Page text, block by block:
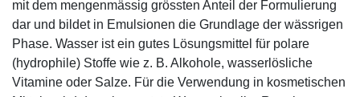
mit dem mengenmässig grössten Anteil der Formulierung
dar und bildet in Emulsionen die Grundlage der wässrigen
Phase. Wasser ist ein gutes Lösungsmittel für polare
(hydrophile) Stoffe wie z. B. Alkohole, wasserlösliche
Vitamine oder Salze. Für die Verwendung in kosmetischen